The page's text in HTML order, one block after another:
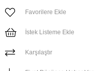
Favorilere Ekle
İstek Listeme Ekle
Karşılaştır